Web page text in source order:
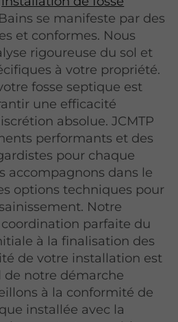
se manifeste par des
et conformes. Nous
rigoureuse du sol et
à votre propriété.
fosse septique est
une efficacité
absolue. JCMTP
performants et des
pour chaque
accompagnons dans le
options techniques pour
Notre
parfaite du
à la finalisation des
de votre installation est
de notre démarche
à la conformité de
installée avec la